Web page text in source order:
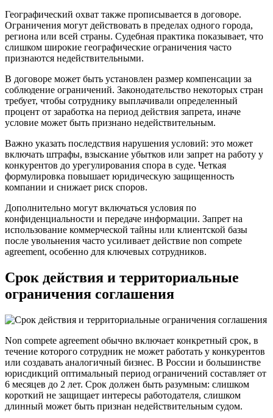
Географический охват также прописывается в договоре.
Ограничения могут действовать в пределах одного города,
региона или всей страны. Судебная практика показывает, что
слишком широкие географические ограничения часто
признаются недействительными.
В договоре может быть установлен размер компенсации за
соблюдение ограничений. Законодательство некоторых стран
требует, чтобы сотруднику выплачивали определенный
процент от заработка на период действия запрета, иначе
условие может быть признано недействительным.
Важно указать последствия нарушения условий: это может
включать штрафы, взыскание убытков или запрет на работу у
конкурентов до урегулирования спора в суде. Четкая
формулировка повышает юридическую защищенность
компании и снижает риск споров.
Дополнительно могут включаться условия по
конфиденциальности и передаче информации. Запрет на
использование коммерческой тайны или клиентской базы
после увольнения часто усиливает действие non compete
agreement, особенно для ключевых сотрудников.
Срок действия и территориальные
ограничения соглашения
Non compete agreement обычно включает конкретный срок, в
течение которого сотрудник не может работать у конкурентов
или создавать аналогичный бизнес. В России и большинстве
юрисдикций оптимальный период ограничений составляет от
6 месяцев до 2 лет. Срок должен быть разумным: слишком
короткий не защищает интересы работодателя, слишком
длинный может быть признан недействительным судом.